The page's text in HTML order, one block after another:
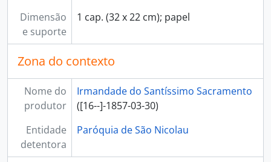
[Documento composto] 035 - Empregados. Menino de capela. Francisco José dos Santos, 1788-10-30 - 1789-08-28
[Documento composto] 038 - Empregados. Menino de capela. Furtuoso Gonçalves Rodrigues, 1810-11-30 - 1815-07-11
[Documento composto] 039 - Empregados. Menino de capela. Luís José da Costa, 1813-10-06 - 1838-07-02
[Documento composto] 040 - Irmandade. Ordenados. Secretário, 1764-05-20 - 1778-06-02
[Documento composto] 041 - Igreja. Capelas. Ordenados. Organista, 1793-12-09 - 1834-10-01
[Documento composto] 042 - Irmandade. Ordenados. Sacristão, 1847-03-31 - 1851-06-30
[Documento composto] 043 - Irmandade. Ordenados. Escriturário, 1790-12-30 - 1825-03-13
[Documento composto] 044 - Irmandade. Ordenados. Escriturário, 1850-09-30 - 1851-06-30
Dimensão
e suporte
1 cap. (32 x 22 cm); papel
Zona do contexto
Nome do
produtor
Irmandade do Santíssimo Sacramento
([16--]-1857-03-30)
Entidade
detentora
Paróquia de São Nicolau